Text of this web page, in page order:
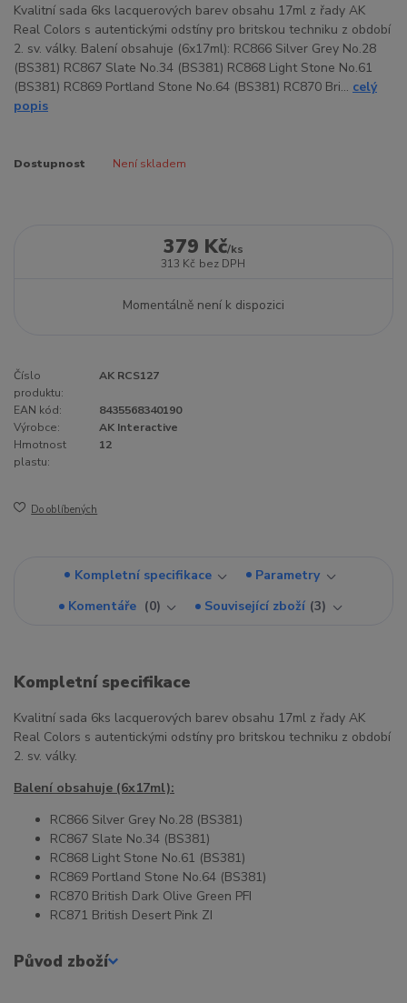
Kvalitní sada 6ks lacquerových barev obsahu 17ml z řady AK
Real Colors s autentickými odstíny pro britskou techniku z období
2. sv. války. Balení obsahuje (6x17ml): RC866 Silver Grey No.28
(BS381) RC867 Slate No.34 (BS381) RC868 Light Stone No.61
(BS381) RC869 Portland Stone No.64 (BS381) RC870 Bri... celý
popis
Dostupnost Není skladem
379 Kč/ks
313 Kč bez DPH
Momentálně není k dispozici
Číslo
produktu:
AK RCS127
EAN kód:
8435568340190
Výrobce:
AK Interactive
Hmotnost
plastu:
12
Do oblíbených
Kompletní specifikace
Parametry
Komentáře
0 Související zboží 3
Kompletní specifikace
Kvalitní sada 6ks lacquerových barev obsahu 17ml z řady AK
Real Colors s autentickými odstíny pro britskou techniku z období
2. sv. války.
Balení obsahuje (6x17ml):
RC866 Silver Grey No.28 (BS381)
RC867 Slate No.34 (BS381)
RC868 Light Stone No.61 (BS381)
RC869 Portland Stone No.64 (BS381)
RC870 British Dark Olive Green PFI
RC871 British Desert Pink ZI
Původ zboží